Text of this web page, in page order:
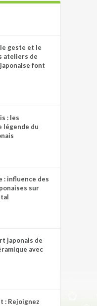
geste et le
ateliers de
font
: les
légende du
: influence des
sur
japonais de
avec
: Rejoignez